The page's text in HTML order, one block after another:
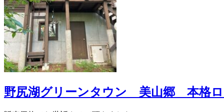
野尻湖グリーンタウン 美山郷 本格ロ